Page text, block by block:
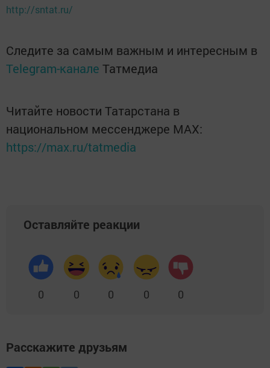
http://sntat.ru/
Следите за самым важным и интересным в
Telegram-канале Татмедиа
Читайте новости Татарстана в
национальном мессенджере MАХ:
https://max.ru/tatmedia
Оставляйте реакции
0 0 0 0 0
Расскажите друзьям